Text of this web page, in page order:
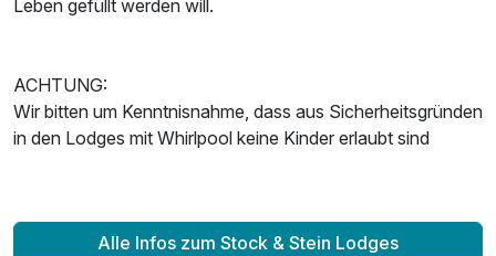
Leben gefüllt werden will.
ACHTUNG:
Wir bitten um Kenntnisnahme, dass aus Sicherheitsgründen
in den Lodges mit Whirlpool keine Kinder erlaubt sind
Alle Infos zum Stock & Stein Lodges